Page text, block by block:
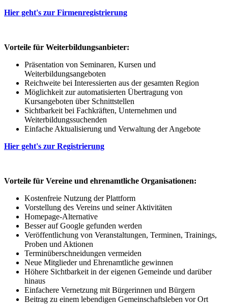
Hier geht's zur Firmenregistrierung
Vorteile für Weiterbildungsanbieter:
Präsentation von Seminaren, Kursen und
Weiterbildungsangeboten
Reichweite bei Interessierten aus der gesamten Region
Möglichkeit zur automatisierten Übertragung von
Kursangeboten über Schnittstellen
Sichtbarkeit bei Fachkräften, Unternehmen und
Weiterbildungssuchenden
Einfache Aktualisierung und Verwaltung der Angebote
Hier geht's zur Registrierung
Vorteile für Vereine und ehrenamtliche Organisationen:
Kostenfreie Nutzung der Plattform
Vorstellung des Vereins und seiner Aktivitäten
Homepage-Alternative
Besser auf Google gefunden werden
Veröffentlichung von Veranstaltungen, Terminen, Trainings,
Proben und Aktionen
Terminüberschneidungen vermeiden
Neue Mitglieder und Ehrenamtliche gewinnen
Höhere Sichtbarkeit in der eigenen Gemeinde und darüber
hinaus
Einfachere Vernetzung mit Bürgerinnen und Bürgern
Beitrag zu einem lebendigen Gemeinschaftsleben vor Ort